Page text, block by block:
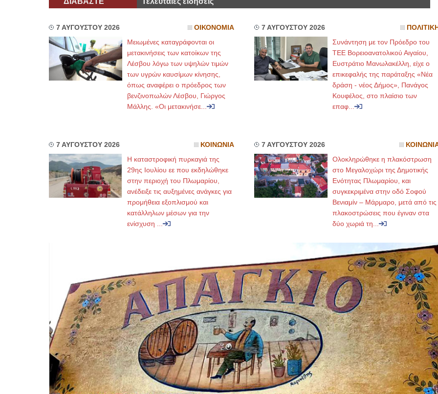
7 ΑΥΓΟΥΣΤΟΥ 2026 ΟΙΚΟΝΟΜΙΑ
Μειωμένες καταγράφονται οι
μετακινήσεις των κατοίκων της
Λέσβου λόγω των υψηλών τιμών
των υγρών καυσίμων κίνησης,
όπως αναφέρει ο πρόεδρος των
βενζινοπωλών Λέσβου, Γιώργος
Μάλλης. «Οι μετακινήσε...
7 ΑΥΓΟΥΣΤΟΥ 2026 ΠΟΛΙΤΙΚΗ
Συνάντηση με τον Πρόεδρο του
ΤΕΕ Βορειοανατολικού Αιγαίου,
Ευστράτιο Μανωλακέλλη, είχε ο
επικεφαλής της παράταξης «Νέα
δράση - νέος Δήμος», Πανάγος
Κουφέλος, στο πλαίσιο των
επαφ...
7 ΑΥΓΟΥΣΤΟΥ 2026 ΚΟΙΝΩΝΙΑ
Η καταστροφική πυρκαγιά της
29ης Ιουλίου εε που εκδηλώθηκε
στην περιοχή του Πλωμαρίου,
ανέδειξε τις αυξημένες ανάγκες για
προμήθεια εξοπλισμού και
κατάλληλων μέσων για την
ενίσχυση ...
7 ΑΥΓΟΥΣΤΟΥ 2026
Ολοκληρώθηκε η πλακόστρωση
στο Μεγαλοχώρι της Δημοτικής
Ενότητας Πλωμαρίου, και
συγκεκριμένα στην οδό Σοφού
Βενιαμίν – Μάρμαρο, μετά από τις
πλακοστρώσεις που έγιναν στα
δύο χωριά τη...